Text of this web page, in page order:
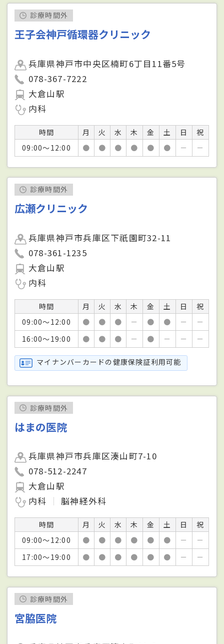
診療時間外
王子会神戸循環器クリニック
兵庫県神戸市中央区楠町6丁目11番5号
078-367-7222
大倉山駅
内科
時間 月 火 水 木 金 土 日
祝
09:00～12:00
● ● ● ● ● ● － －
診療時間外
広瀬クリニック
兵庫県神戸市兵庫区下祇園町32-11
078-361-1235
大倉山駅
内科
時間 月 火 水 木 金 土 日
祝
09:00～12:00
● ● ● － ● ● －
－
16:00～19:00
● ● ● － ● － － －
マイナンバーカードの健康保険証利用可能
診療時間外
はまの医院
兵庫県神戸市兵庫区湊山町7-10
078-512-2247
大倉山駅
内科
脳神経外科
時間 月 火 水 木 金 土 日
祝
09:00～12:00
● ● ● ● ● ● －
－
17:00～19:00
● ● ● ● ● ● － －
診療時間外
宮脇医院